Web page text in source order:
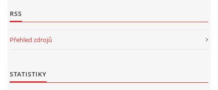
RSS
Přehled zdrojů
STATISTIKY